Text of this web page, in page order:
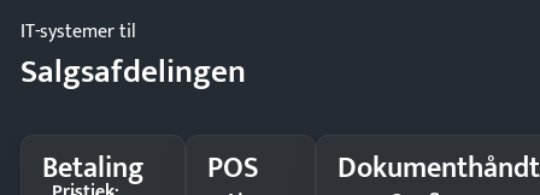
IT-systemer til
Salgsafdelingen
Betaling POS